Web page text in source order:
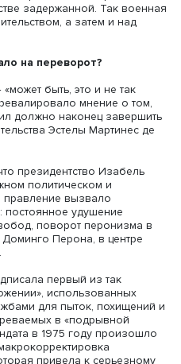
такова. Незадолго до
года, президент
известная как Изабель
был доставить ее в
расположенную
пилот выбрал другой
Хорхе Ньюбери, где Перон
власть в стране взяли в
она больше не занимает
президента
задержанной. Так
а затем и
на переворот?
— «может быть, это и не
превалировало мнение о
сил должно наконец
Эстелы